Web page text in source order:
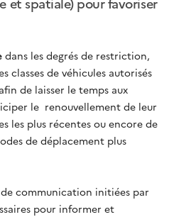
dans les degrés de restriction,
classes de véhicules autorisés
de laisser le temps aux
le renouvellement de leur
les plus récentes ou encore de
de déplacement plus
communication initiées par
pour informer et